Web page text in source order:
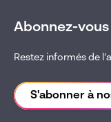
Abonnez-
Restez informés de
S'abonner à